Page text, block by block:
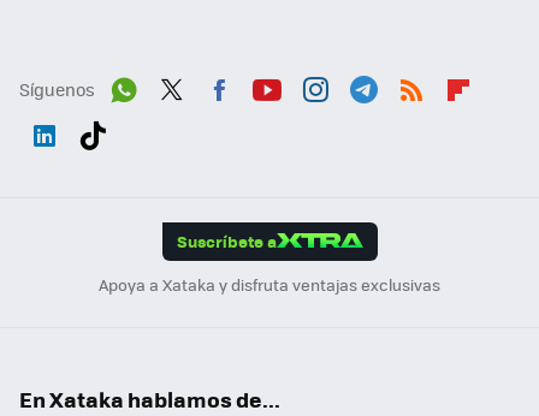
Síguenos
Suscríbete a
Apoya a Xataka y disfruta ventajas exclusivas
En Xataka hablamos de...